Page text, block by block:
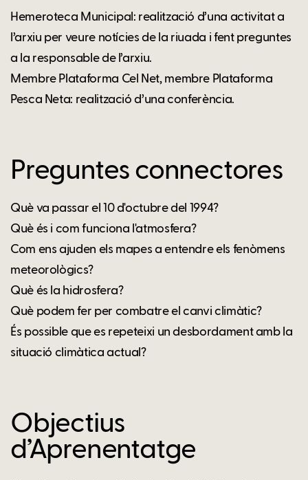
Hemeroteca Municipal: realització d’una activitat a
l’arxiu per veure notícies de la riuada i fent preguntes
a la responsable de l’arxiu.
Membre Plataforma Cel Net, membre Plataforma
Pesca Neta: realització d’una conferència.
Preguntes connectores
Què va passar el 10 d'octubre del 1994?
Què és i com funciona l'atmosfera?
Com ens ajuden els mapes a entendre els fenòmens
meteorològics?
Què és la hidrosfera?
Què podem fer per combatre el canvi climàtic?
És possible que es repeteixi un desbordament amb la
situació climàtica actual?
Objectius
d’Aprenentatge